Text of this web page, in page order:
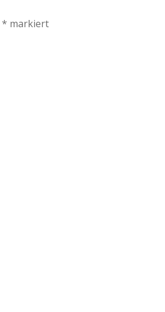
* markiert